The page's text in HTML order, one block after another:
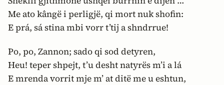
Me ato kângë i perligjë, qi mort nuk shofin:
E prá, sá stina mbi vorr t’tij a shndrrue!
Po, po, Zannon; sado qi sod detyren,
Heu! teper shpejt, t’u desht natyrës m’i a lá
E mrenda vorrit mje m’ at ditë me u eshtun,